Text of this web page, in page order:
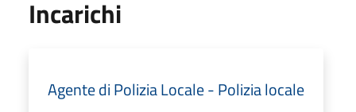
Incarichi
Agente di Polizia Locale - Polizia locale